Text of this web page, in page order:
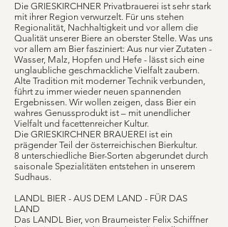
Die GRIESKIRCHNER Privatbrauerei ist sehr stark
mit ihrer Region verwurzelt. Für uns stehen
Regionalität, Nachhaltigkeit und vor allem die
Qualität unserer Biere an oberster Stelle. Was uns
vor allem am Bier fasziniert: Aus nur vier Zutaten -
Wasser, Malz, Hopfen und Hefe - lässt sich eine
unglaubliche geschmackliche Vielfalt zaubern.
Alte Tradition mit moderner Technik verbunden,
führt zu immer wieder neuen spannenden
Ergebnissen. Wir wollen zeigen, dass Bier ein
wahres Genussprodukt ist – mit unendlicher
Vielfalt und facettenreicher Kultur.
Die GRIESKIRCHNER BRAUEREI ist ein
prägender Teil der österreichischen Bierkultur.
8 unterschiedliche Bier-Sorten abgerundet durch
saisonale Spezialitäten entstehen in unserem
Sudhaus.
LANDL BIER - AUS DEM LAND - FÜR DAS
LAND
Das LANDL Bier, von Braumeister Felix Schiffner